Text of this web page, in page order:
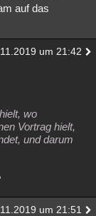
auf das
um 21:42
wo
Vortrag hielt,
und darum
um 21:51